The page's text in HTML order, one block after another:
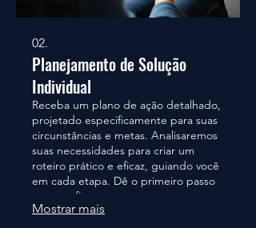
02.
Planejamento de Solução
Individual
Receba um plano de ação detalhado,
projetado especificamente para suas
circunstâncias e metas. Analisaremos
suas necessidades para criar um
roteiro prático e eficaz, guiando você
em cada etapa. Dê o primeiro passo
com confiança.
Mostrar mais